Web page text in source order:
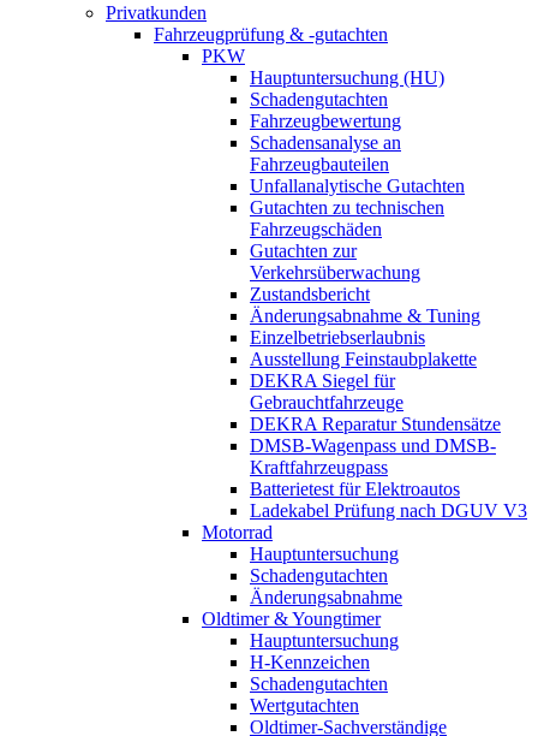
Privatkunden
Fahrzeugprüfung & -gutachten
PKW
Hauptuntersuchung (HU)
Schadengutachten
Fahrzeugbewertung
Schadensanalyse an
Fahrzeugbauteilen
Unfallanalytische Gutachten
Gutachten zu technischen
Fahrzeugschäden
Gutachten zur
Verkehrsüberwachung
Zustandsbericht
Änderungsabnahme & Tuning
Einzelbetriebserlaubnis
Ausstellung Feinstaubplakette
DEKRA Siegel für
Gebrauchtfahrzeuge
DEKRA Reparatur Stundensätze
DMSB-Wagenpass und DMSB-
Kraftfahrzeugpass
Batterietest für Elektroautos
Ladekabel Prüfung nach DGUV V3
Motorrad
Hauptuntersuchung
Schadengutachten
Änderungsabnahme
Oldtimer & Youngtimer
Hauptuntersuchung
H-Kennzeichen
Schadengutachten
Wertgutachten
Oldtimer-Sachverständige